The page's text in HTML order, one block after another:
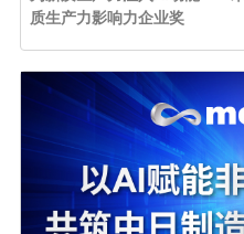
质生产力影响力企业奖